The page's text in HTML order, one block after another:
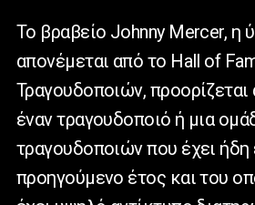
Το βραβείο Johnny Mercer, η
απονέμεται από το Hall of
Τραγουδοποιών, προορίζεται
έναν τραγουδοποιό ή μια
τραγουδοποιών που έχει ήδη
προηγούμενο έτος και του